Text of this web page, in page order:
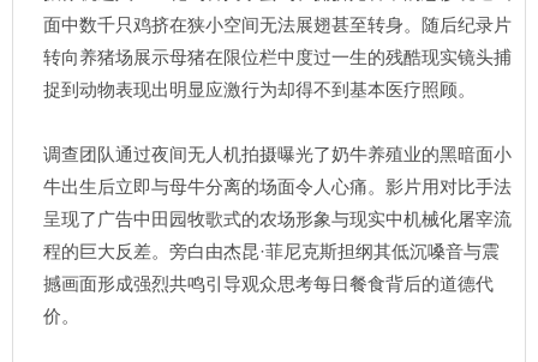
面中数千只鸡挤在狭小空间无法展翅甚至转身。随后纪录片
转向养猪场展示母猪在限位栏中度过一生的残酷现实镜头捕
捉到动物表现出明显应激行为却得不到基本医疗照顾。
调查团队通过夜间无人机拍摄曝光了奶牛养殖业的黑暗面小
牛出生后立即与母牛分离的场面令人心痛。影片用对比手法
呈现了广告中田园牧歌式的农场形象与现实中机械化屠宰流
程的巨大反差。旁白由杰昆·菲尼克斯担纲其低沉嗓音与震
撼画面形成强烈共鸣引导观众思考每日餐食背后的道德代
价。